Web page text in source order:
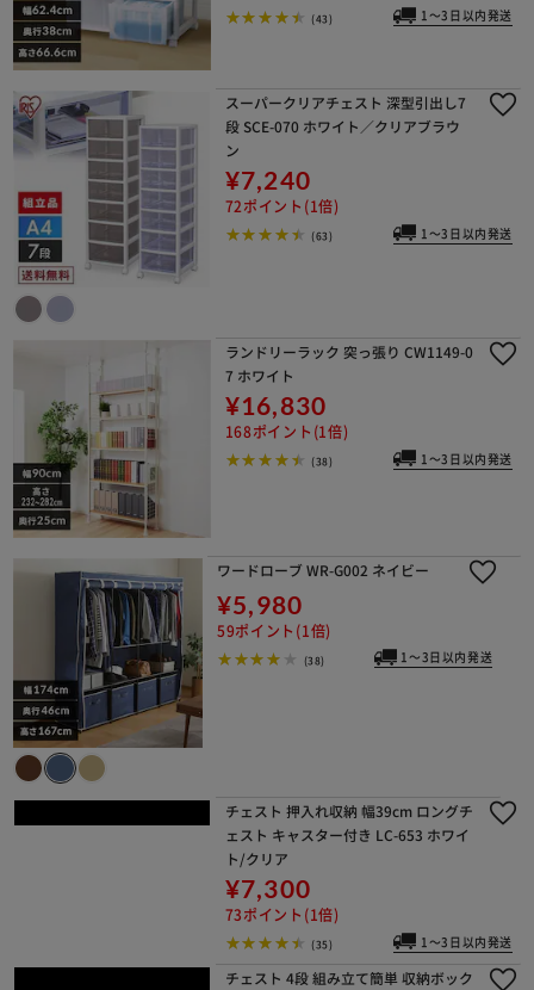
(43) 1～3日以内発送
スーパークリアチェスト 深型引出し7
段 SCE-070 ホワイト／クリアブラウ
ン
¥7,240
72ポイント(1倍)
(63) 1～3日以内発送
ランドリーラック 突っ張り CW1149-0
7 ホワイト
¥16,830
168ポイント(1倍)
(38) 1～3日以内発送
ワードローブ WR-G002 ネイビー
¥5,980
59ポイント(1倍)
(38) 1～3日以内発送
チェスト 押入れ収納 幅39cm ロングチ
ェスト キャスター付き LC-653 ホワイ
ト/クリア
¥7,300
73ポイント(1倍)
(35) 1～3日以内発送